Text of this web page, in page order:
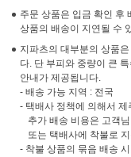
주문 상품은 입금 확인 후
상품의 배송이 지연될 수
지파츠의 대부분의 상품
다. 단 부피와 중량이 큰
안내가 제공됩니다.
- 배송 가능 지역 : 전국
- 택배사 정책에 의해서
추가 배송 비용은 고객
또는 택배사에 착불로
- 착불 상품의 묶음 배송